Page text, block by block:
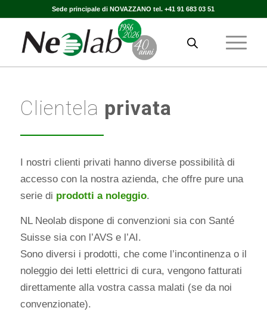
Sede principale di NOVAZZANO tel. +41 91 683 03 51
Clientela privata
I nostri clienti privati hanno diverse possibilità di
accesso con la nostra azienda, che offre pure una
serie di prodotti a noleggio.
NL Neolab dispone di convenzioni sia con Santé
Suisse sia con l’AVS e l’AI.
Sono diversi i prodotti, che come l’incontinenza o il
noleggio dei letti elettrici di cura, vengono fatturati
direttamente alla vostra cassa malati (se da noi
convenzionate).